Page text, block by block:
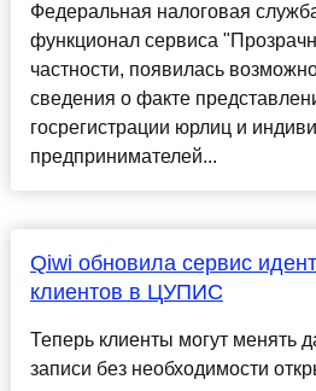
Федеральная налоговая
функционал сервиса
частности, появилась
сведения о факте
госрегистрации юрлиц и
предпринимателей...
Qiwi обновила сервис
клиентов в ЦУПИС
Теперь клиенты могут менять
записи без необходимости